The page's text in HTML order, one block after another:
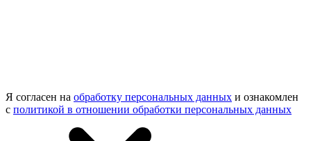
Я согласен на обработку персональных данных и ознакомлен
с политикой в отношении обработки персональных данных